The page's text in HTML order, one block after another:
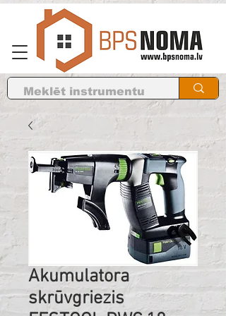
Akumulatora
skrūvgriezis